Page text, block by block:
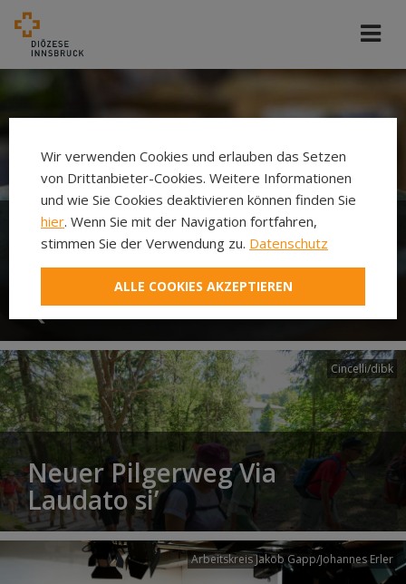
In seiner Spiritualität trinkt
jeder aus seiner eigenen
Quelle
Cincelli/dibk
Neuer Pilgerweg Via
Laudato si’
Arbeitskreis Jakob Gapp/Johannes Erler
Wir verwenden Cookies und erlauben das Setzen
von Drittanbieter-Cookies. Weitere Informationen
und wie Sie Cookies deaktivieren können finden Sie
hier. Wenn Sie mit der Navigation fortfahren,
stimmen Sie der Verwendung zu. Datenschutz
ALLE COOKIES AKZEPTIEREN